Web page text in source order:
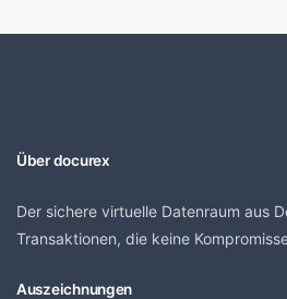
Über docurex
Der sichere virtuelle Datenraum aus
Transaktionen, die keine
Auszeichnungen